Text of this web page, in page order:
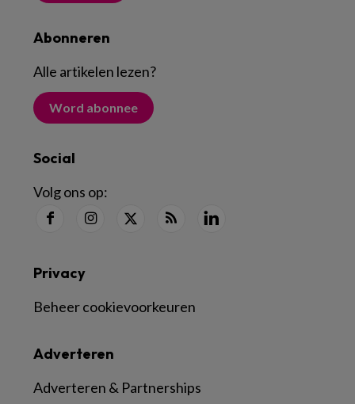
Abonneren
Alle artikelen lezen?
Word abonnee
Social
Volg ons op:
Adverteren
Adverteren & Partnerships
Privacy
Beheer cookievoorkeuren